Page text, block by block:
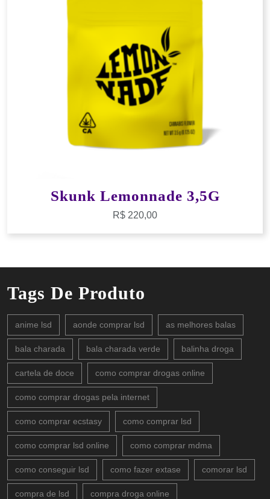
Skunk Lemonnade 3,5G
R$ 220,00
Tags De Produto
anime lsd aonde comprar lsd as melhores balas
bala charada bala charada verde balinha droga
cartela de doce como comprar drogas online
como comprar drogas pela internet
como comprar ecstasy como comprar lsd
como comprar lsd online como comprar mdma
como conseguir lsd como fazer extase comorar lsd
compra de lsd compra droga online